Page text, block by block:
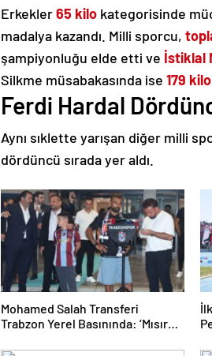
Erkekler65 kilo kategorisinde
madalya kazandı. Milli sporcu,
şampiyonluğu elde etti ve İstiklal
Silkme müsabakasında ise 179 kilo
Ferdi Hardal
Aynı sıklette yarışan diğer milli
dördüncü sırada yer aldı.
Mohamed Salah Transferi
Trabzon Yerel Basınında: ‘Mısır